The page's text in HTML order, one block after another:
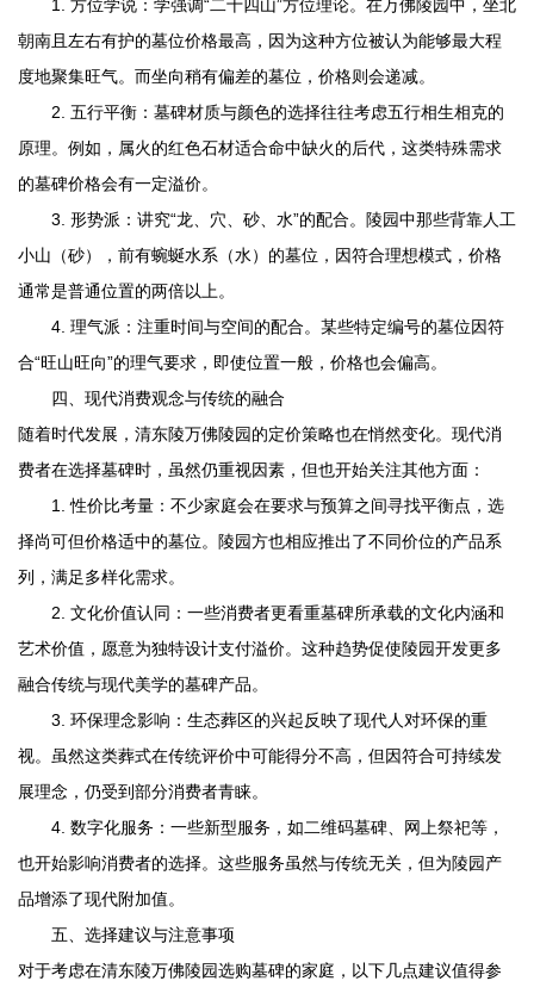
1. 方位学说：学强调“二十四山”方位理论。在万佛陵园中，坐北
朝南且左右有护的墓位价格最高，因为这种方位被认为能够最大程
度地聚集旺气。而坐向稍有偏差的墓位，价格则会递减。
2. 五行平衡：墓碑材质与颜色的选择往往考虑五行相生相克的
原理。例如，属火的红色石材适合命中缺火的后代，这类特殊需求
的墓碑价格会有一定溢价。
3. 形势派：讲究“龙、穴、砂、水”的配合。陵园中那些背靠人工
小山（砂），前有蜿蜒水系（水）的墓位，因符合理想模式，价格
通常是普通位置的两倍以上。
4. 理气派：注重时间与空间的配合。某些特定编号的墓位因符
合“旺山旺向”的理气要求，即使位置一般，价格也会偏高。
四、现代消费观念与传统的融合
随着时代发展， 清东陵万佛陵园的定价策略也在悄然变化。现代消
费者在选择墓碑时，虽然仍重视因素，但也开始关注其他方面：
1. 性价比考量：不少家庭会在要求与预算之间寻找平衡点，选
择尚可但价格适中的墓位。陵园方也相应推出了不同价位的产品系
列，满足多样化需求。
2. 文化价值认同：一些消费者更看重墓碑所承载的文化内涵和
艺术价值，愿意为独特设计支付溢价。这种趋势促使陵园开发更多
融合传统与现代美学的墓碑产品。
3. 环保理念影响：生态葬区的兴起反映了现代人对环保的重
视。虽然这类葬式在传统评价中可能得分不高，但因符合可持续发
展理念，仍受到部分消费者青睐。
4. 数字化服务：一些新型服务，如二维码墓碑、网上祭祀等，
也开始影响消费者的选择。这些服务虽然与传统无关，但为陵园产
品增添了现代附加值。
五、选择建议与注意事项
对于考虑在清东陵万佛陵园选购墓碑的家庭，以下几点建议值得参